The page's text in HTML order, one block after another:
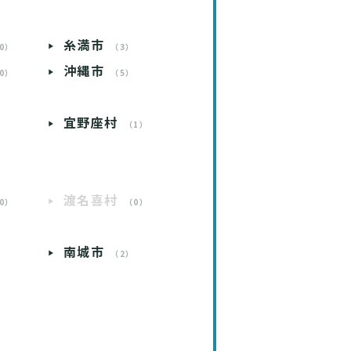
糸満市 （3）
沖縄市 （5）
宜野座村 （1）
渡名喜村 （0）
南城市 （2）